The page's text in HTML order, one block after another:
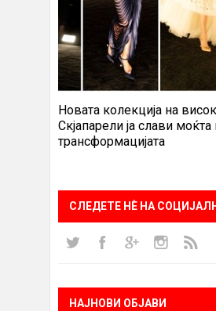
Новата колекција на
Скјапарели ја слави моќта
трансформацијата
СЛЕДЕТЕ НÈ НА
НАЈНОВИ ОБЈАВИ